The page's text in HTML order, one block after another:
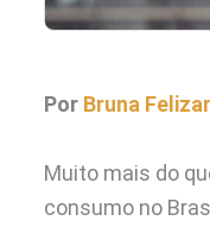
Por Bruna
Muito mais do
consumo no